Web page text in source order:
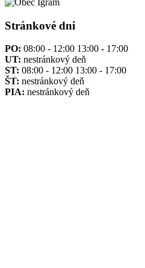
Stránkové dni
PO: 08:00 - 12:00 13:00 - 17:00
UT: nestránkový deň
ST: 08:00 - 12:00 13:00 - 17:00
ŠT: nestránkový deň
PIA: nestránkový deň